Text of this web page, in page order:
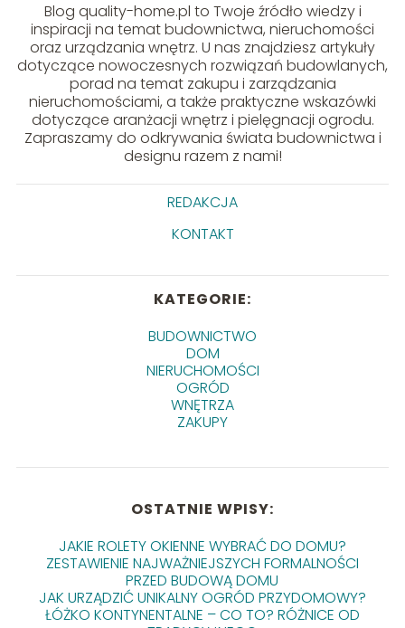
Blog quality-home.pl to Twoje źródło wiedzy i
inspiracji na temat budownictwa, nieruchomości
oraz urządzania wnętrz. U nas znajdziesz artykuły
dotyczące nowoczesnych rozwiązań budowlanych,
porad na temat zakupu i zarządzania
nieruchomościami, a także praktyczne wskazówki
dotyczące aranżacji wnętrz i pielęgnacji ogrodu.
Zapraszamy do odkrywania świata budownictwa i
designu razem z nami!
REDAKCJA
KONTAKT
KATEGORIE:
BUDOWNICTWO
DOM
NIERUCHOMOŚCI
OGRÓD
WNĘTRZA
ZAKUPY
OSTATNIE WPISY:
JAKIE ROLETY OKIENNE WYBRAĆ DO DOMU?
ZESTAWIENIE NAJWAŻNIEJSZYCH FORMALNOŚCI
PRZED BUDOWĄ DOMU
JAK URZĄDZIĆ UNIKALNY OGRÓD PRZYDOMOWY?
ŁÓŻKO KONTYNENTALNE – CO TO? RÓŻNICE OD